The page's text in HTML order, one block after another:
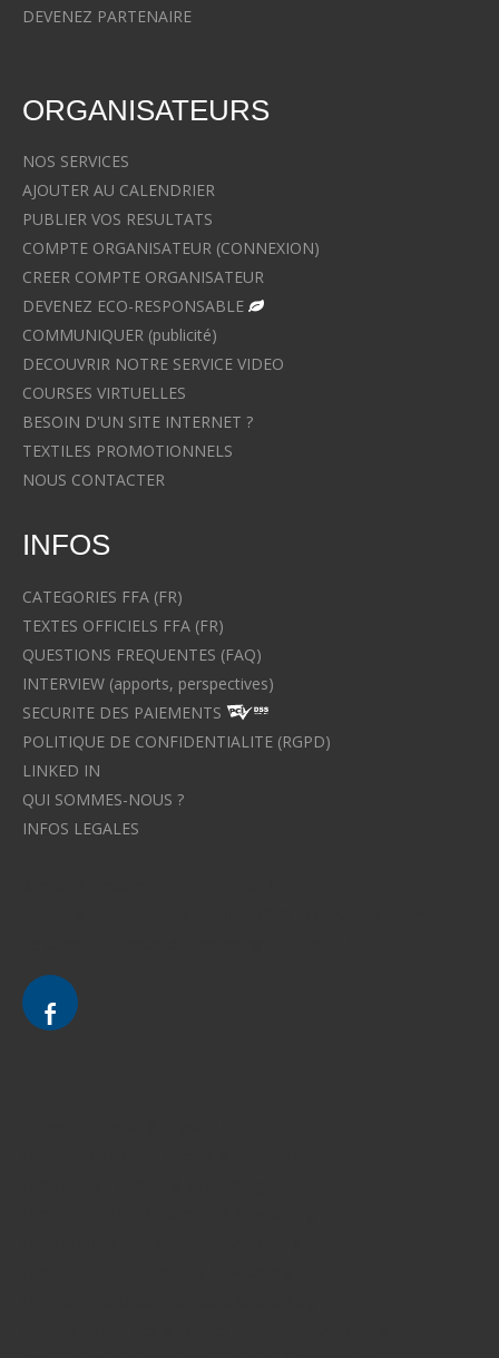
DEVENEZ PARTENAIRE
ORGANISATEURS
NOS SERVICES
AJOUTER AU CALENDRIER
PUBLIER VOS RESULTATS
COMPTE ORGANISATEUR (CONNEXION)
CREER COMPTE ORGANISATEUR
DEVENEZ ECO-RESPONSABLE
COMMUNIQUER (publicité)
DECOUVRIR NOTRE SERVICE VIDEO
COURSES VIRTUELLES
BESOIN D'UN SITE INTERNET ?
TEXTILES PROMOTIONNELS
NOUS CONTACTER
INFOS
CATEGORIES FFA (FR)
TEXTES OFFICIELS FFA (FR)
QUESTIONS FREQUENTES (FAQ)
INTERVIEW (apports, perspectives)
SECURITE DES PAIEMENTS
POLITIQUE DE CONFIDENTIALITE (RGPD)
LINKED IN
QUI SOMMES-NOUS ?
INFOS LEGALES